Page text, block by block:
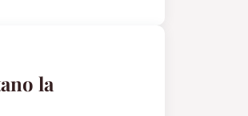
la